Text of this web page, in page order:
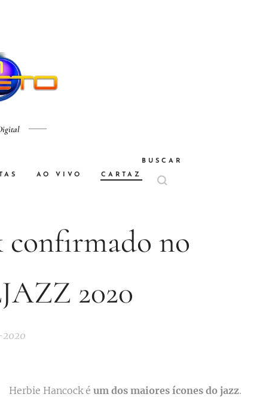
AO VIVO CARTAZ
BUSCAR
confirmado no
2020
Herbie Hancock é um dos maiores ícones do jazz.